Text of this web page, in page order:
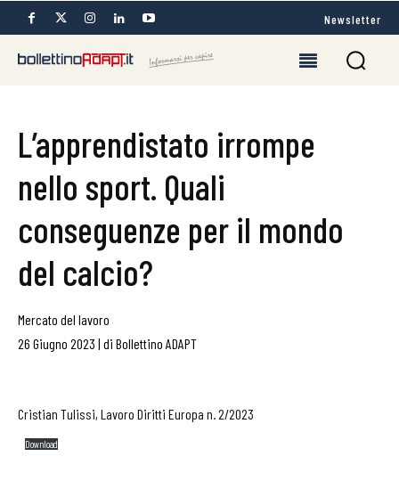
Newsletter
L’apprendistato irrompe
nello sport. Quali
conseguenze per il mondo
del calcio?
Mercato del lavoro
26 Giugno 2023 | di Bollettino ADAPT
Cristian Tulissi, Lavoro Diritti Europa n. 2/2023
Download